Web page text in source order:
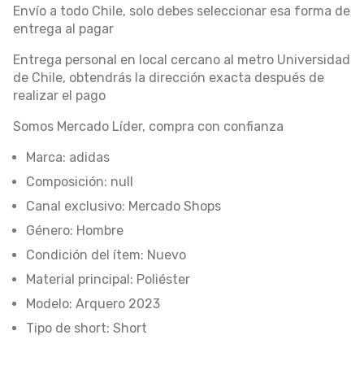
Envío a todo Chile, solo debes seleccionar esa forma de
entrega al pagar
Entrega personal en local cercano al metro Universidad
de Chile, obtendrás la dirección exacta después de
realizar el pago
Somos Mercado Líder, compra con confianza
Marca: adidas
Composición: null
Canal exclusivo: Mercado Shops
Género: Hombre
Condición del ítem: Nuevo
Material principal: Poliéster
Modelo: Arquero 2023
Tipo de short: Short